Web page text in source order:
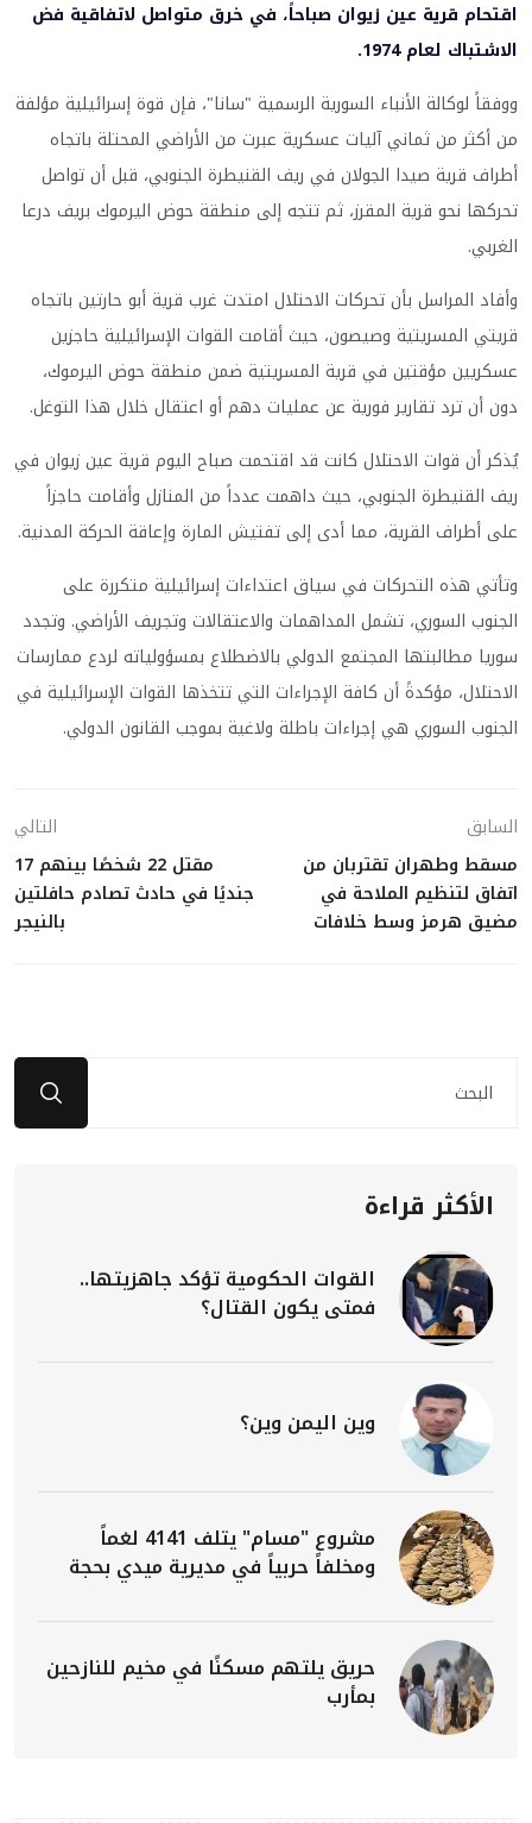
اقتحام قرية عين زيوان صباحاً، في خرق متواصل لاتفاقية فض
الاشتباك لعام 1974.
ووفقاً لوكالة الأنباء السورية الرسمية "سانا"، فإن قوة إسرائيلية مؤلفة
من أكثر من ثماني آليات عسكرية عبرت من الأراضي المحتلة باتجاه
أطراف قرية صيدا الجولان في ريف القنيطرة الجنوبي، قبل أن تواصل
تحركها نحو قرية المقرز، ثم تتجه إلى منطقة حوض اليرموك بريف درعا
الغربي.
وأفاد المراسل بأن تحركات الاحتلال امتدت غرب قرية أبو حارتين باتجاه
قريتي المسريتية وصيصون، حيث أقامت القوات الإسرائيلية حاجزين
عسكريين مؤقتين في قرية المسريتية ضمن منطقة حوض اليرموك،
دون أن ترد تقارير فورية عن عمليات دهم أو اعتقال خلال هذا التوغل.
يُذكر أن قوات الاحتلال كانت قد اقتحمت صباح اليوم قرية عين زيوان في
ريف القنيطرة الجنوبي، حيث داهمت عدداً من المنازل وأقامت حاجزاً
على أطراف القرية، مما أدى إلى تفتيش المارة وإعاقة الحركة المدنية.
وتأتي هذه التحركات في سياق اعتداءات إسرائيلية متكررة على
الجنوب السوري، تشمل المداهمات والاعتقالات وتجريف الأراضي. وتجدد
سوريا مطالبتها المجتمع الدولي بالاضطلاع بمسؤولياته لردع ممارسات
الاحتلال، مؤكدةً أن كافة الإجراءات التي تتخذها القوات الإسرائيلية في
الجنوب السوري هي إجراءات باطلة ولاغية بموجب القانون الدولي.
السابق
مسقط وطهران تقتربان من
اتفاق لتنظيم الملاحة في
مضيق هرمز وسط خلافات
التالي
مقتل 22 شخصًا بينهم 17
جنديًا في حادث تصادم حافلتين
بالنيجر
الأكثر قراءة
القوات الحكومية تؤكد جاهزيتها..
فمتى يكون القتال؟
وين اليمن وين؟
مشروع "مسام" يتلف 4141 لغماً
ومخلفاً حربياً في مديرية ميدي بحجة
حريق يلتهم مسكنًا في مخيم للنازحين
بمأرب